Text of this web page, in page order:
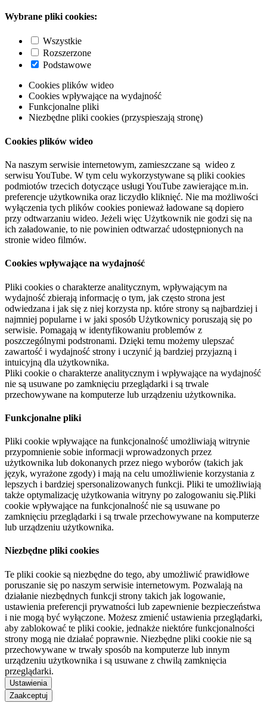
Wybrane pliki cookies:
Wszystkie
Rozszerzone
Podstawowe
Cookies plików wideo
Cookies wpływające na wydajność
Funkcjonalne pliki
Niezbędne pliki cookies (przyspieszają stronę)
Cookies plików wideo
Na naszym serwisie internetowym, zamieszczane są wideo z
serwisu YouTube. W tym celu wykorzystywane są pliki cookies
podmiotów trzecich dotyczące usługi YouTube zawierające m.in.
preferencje użytkownika oraz liczydło kliknięć. Nie ma możliwości
wyłączenia tych plików cookies ponieważ ładowane są dopiero
przy odtwarzaniu wideo. Jeżeli więc Użytkownik nie godzi się na
ich załadowanie, to nie powinien odtwarzać udostępnionych na
stronie wideo filmów.
Cookies wpływające na wydajność
Pliki cookies o charakterze analitycznym, wpływającym na
wydajność zbierają informację o tym, jak często strona jest
odwiedzana i jak się z niej korzysta np. które strony są najbardziej i
najmniej popularne i w jaki sposób Użytkownicy poruszają się po
serwisie. Pomagają w identyfikowaniu problemów z
poszczególnymi podstronami. Dzięki temu możemy ulepszać
zawartość i wydajność strony i uczynić ją bardziej przyjazną i
intuicyjną dla użytkownika.
Pliki cookie o charakterze analitycznym i wpływające na wydajność
nie są usuwane po zamknięciu przeglądarki i są trwale
przechowywane na komputerze lub urządzeniu użytkownika.
Funkcjonalne pliki
Pliki cookie wpływające na funkcjonalność umożliwiają witrynie
przypomnienie sobie informacji wprowadzonych przez
użytkownika lub dokonanych przez niego wyborów (takich jak
język, wyrażone zgody) i mają na celu umożliwienie korzystania z
lepszych i bardziej spersonalizowanych funkcji. Pliki te umożliwiają
także optymalizację użytkowania witryny po zalogowaniu się.Pliki
cookie wpływające na funkcjonalność nie są usuwane po
zamknięciu przeglądarki i są trwale przechowywane na komputerze
lub urządzeniu użytkownika.
Niezbędne pliki cookies
Te pliki cookie są niezbędne do tego, aby umożliwić prawidłowe
poruszanie się po naszym serwisie internetowym. Pozwalają na
działanie niezbędnych funkcji strony takich jak logowanie,
ustawienia preferencji prywatności lub zapewnienie bezpieczeństwa
i nie mogą być wyłączone. Możesz zmienić ustawienia przeglądarki,
aby zablokować te pliki cookie, jednakże niektóre funkcjonalności
strony mogą nie działać poprawnie. Niezbędne pliki cookie nie są
przechowywane w trwały sposób na komputerze lub innym
urządzeniu użytkownika i są usuwane z chwilą zamknięcia
przeglądarki.
Ustawienia
Zaakceptuj